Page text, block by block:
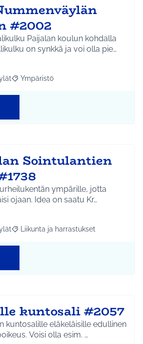
#2002
Paijalan koulun kohdalla
on synkkä ja voi olla pie…
mukaan: Etelä-Tuusulan kylät
Rajaa tulokset teeman mukaan:
Ympäristö
Sointulantien
ympärille, jotta
pallot ei aina lentäisi ojaan. Idea on saatu Kr…
mukaan: Etelä-Tuusulan kylät
Rajaa tulokset teeman mukaan:
Liikunta ja harrastukset
kuntosali #2057
kuntosalille eläkeläisille edullinen
Voisi olla esim. …